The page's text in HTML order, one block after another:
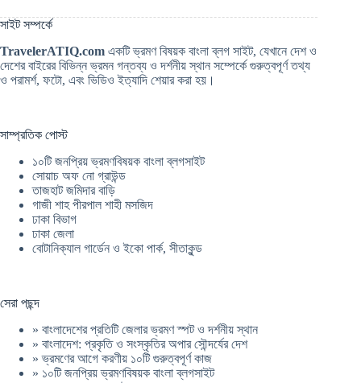
সাইট সম্পর্কে
TravelerATIQ.com একটি ভ্রমণ বিষয়ক বাংলা ব্লগ সাইট, যেখানে দেশ ও
দেশের বাইরের বিভিন্ন ভ্রমন গন্তব্য ও দর্শনীয় স্থান সম্পের্কে গুরুত্বপূর্ণ তথ্য
ও পরামর্শ, ফটো, এবং ভিডিও ইত্যাদি শেয়ার করা হয়।
সাম্প্রতিক পোস্ট
১০টি জনপ্রিয় ভ্রমণবিষয়ক বাংলা ব্লগসাইট
সোয়াচ অফ নো গ্রাউন্ড
তাজহাট জমিদার বাড়ি
গাজী শাহ পীরপাল শাহী মসজিদ
ঢাকা বিভাগ
ঢাকা জেলা
বোটানিক্যাল গার্ডেন ও ইকো পার্ক, সীতাকুন্ড
সেরা পছন্দ
» বাংলাদেশের প্রতিটি জেলার ভ্রমণ স্পট ও দর্শনীয় স্থান
» বাংলাদেশ: প্রকৃতি ও সংস্কৃতির অপার সৌন্দর্যের দেশ
»ভ্রমণের আগে করণীয় ১০টি গুরুত্বপূর্ণ কাজ
» ১০টি জনপ্রিয় ভ্রমণবিষয়ক বাংলা ব্লগসাইট